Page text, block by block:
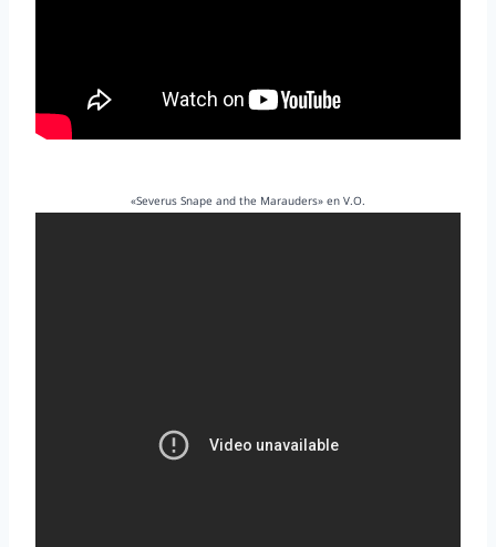
«Severus Snape and the Marauders» en V.O.